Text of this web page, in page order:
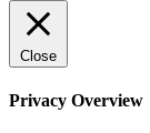
Close
Privacy Overview